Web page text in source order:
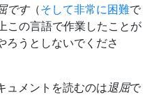
です（そして非常に困難で
この言語で作業したことが
ろうとしないでくださ
ュメントを読むのは退屈で